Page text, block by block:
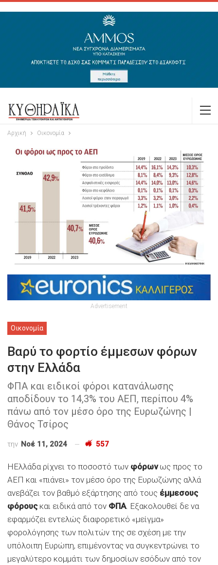
Αρχική Οικονομία
Advertisement
Οικονομία
Βαρύ το φορτίο έμμεσων φόρων
στην Ελλάδα
ΦΠΑ και ειδικοί φόροι κατανάλωσης
αποδίδουν το 14,3% του ΑΕΠ, περίπου 4%
πάνω από τον μέσο όρο της Ευρωζώνης |
Θάνος Τσίρος
την Νοέ 11, 2024 557
HΕλλάδα ρίχνει το ποσοστό των φόρωνως προς το
ΑΕΠ και «πιάνει» τον μέσο όρο της Ευρωζώνης αλλά
ανεβάζει τον βαθμό εξάρτησης από τους έμμεσους
φόρουςκαι ειδικά από τον ΦΠΑ. Εξακολουθεί δε να
εφαρμόζει εντελώς διαφορετικό «μείγμα»
φορολόγησης των πολιτών της σε σχέση με την
υπόλοιπη Ευρώπη, επιμένοντας να συγκεντρώνει το
μεγαλύτερο κομμάτι των δημοσίων εσόδων από τον